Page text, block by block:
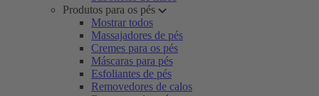
Produtos para os pés
Mostrar todos
Massajadores de pés
Cremes para os pés
Máscaras para pés
Esfoliantes de pés
Removedores de calos